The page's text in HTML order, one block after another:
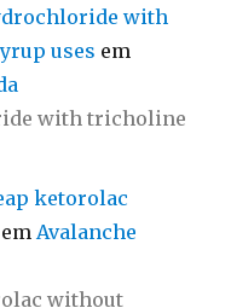
with
uses em
with tricholine
ketorolac
em Avalanche
without